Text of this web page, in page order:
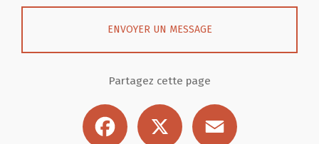
ENVOYER UN MESSAGE
Partagez cette page
Facebook